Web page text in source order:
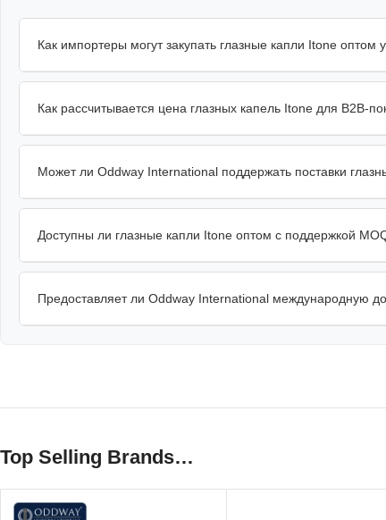
Как импортеры могут закупать глазные капли Itone оптом
Как рассчитывается цена глазных капель Itone для B2B-
Может ли Oddway International поддержать поставки
Доступны ли глазные капли Itone оптом с поддержкой
Предоставляет ли Oddway International международную
Top Selling Brands…